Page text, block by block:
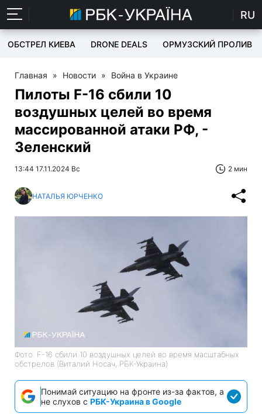
RU
ОБСТРЕЛ КИЕВА DRONE DEALS ОРМУЗСКИЙ ПРОЛИВ
Главная » Новости » Война в Украине
Пилоты F-16 сбили 10
воздушных целей во время
массированной атаки РФ, -
Зеленский
13:44 17.11.2024 Вс 2 мин
НАТАЛЬЯ ЮРЧЕНКО
Фото: F-16 сбили 10 воздушных целей во время масштабных
обстрелов (Виталий Носач, РБК-Украина)
Понимай ситуацию на фронте из-за фактов, а
не слухов с РБК-Украина в Google